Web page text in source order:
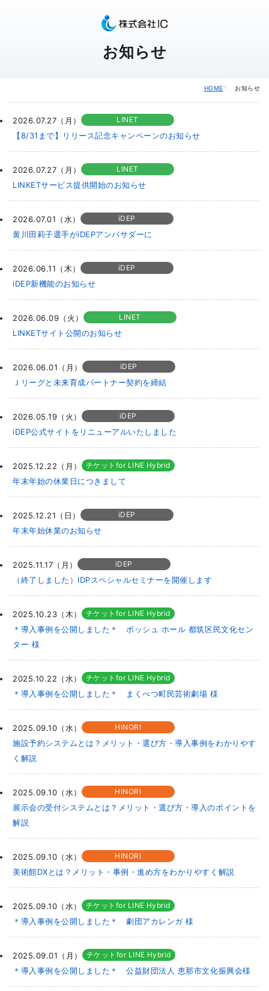
お知らせ
HOME お知らせ
2026.07.27（月） LINET
【8/31まで】リリース記念キャンペーンのお知らせ
2026.07.27（月） LINET
LINKETサービス提供開始のお知らせ
2026.07.01（水） iDEP
黄川田莉子選手がiDEPアンバサダーに
2026.06.11（木） iDEP
iDEP新機能のお知らせ
2026.06.09（火） LINET
LINKETサイト公開のお知らせ
2026.06.01（月） iDEP
Ｊリーグと未来育成パートナー契約を締結
2026.05.19（火） iDEP
iDEP公式サイトをリニューアルいたしました
2025.12.22（月） チケットfor LINE Hybrid
年末年始の休業日につきまして
2025.12.21（日） iDEP
年末年始休業のお知らせ
2025.11.17（月） iDEP
（終了しました）IDPスペシャルセミナーを開催します
2025.10.23（木） チケットfor LINE Hybrid
＊導入事例を公開しました＊ ボッシュ ホール 都筑区民文化セン
ター 様
2025.10.22（水） チケットfor LINE Hybrid
＊導入事例を公開しました＊ まくべつ町民芸術劇場 様
2025.09.10（水） HINORI
施設予約システムとは？メリット・選び方・導入事例をわかりやす
く解説
2025.09.10（水） HINORI
展示会の受付システムとは？メリット・選び方・導入のポイントを
解説
2025.09.10（水） HINORI
美術館DXとは？メリット・事例・進め方をわかりやすく解説
2025.09.10（水） チケットfor LINE Hybrid
＊導入事例を公開しました＊ 劇団アカレンガ 様
2025.09.01（月） チケットfor LINE Hybrid
＊導入事例を公開しました＊ 公益財団法人 恵那市⽂化振興会様